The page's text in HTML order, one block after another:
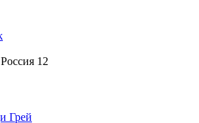
Россия 12